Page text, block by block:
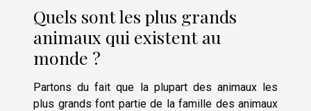
Quels sont les plus grands
animaux qui existent au
monde ?
Partons du fait que la plupart des animaux les
plus grands font partie de la famille des animaux